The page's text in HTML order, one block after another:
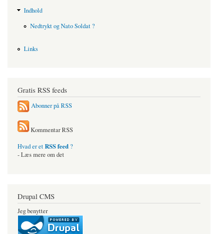
Indhold
Nedtrykt og Nato Soldat ?
Links
Gratis RSS feeds
Abonner på RSS
Kommentar RSS
Hvad er etRSS feed ?
- Læs mere om det
Drupal CMS
Jeg benytter